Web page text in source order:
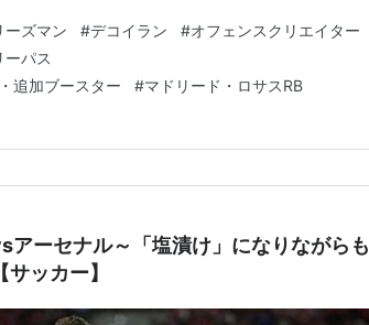
１．選手評価 ２．基本情報 ３．ステータス情報
ス情報…
ーズマン #デコイラン #オフェンスクリエイター
ーパス
追加ブースター #マドリード・ロサスRB
アーセナル～「塩漬け」になりながらも
ッカー】